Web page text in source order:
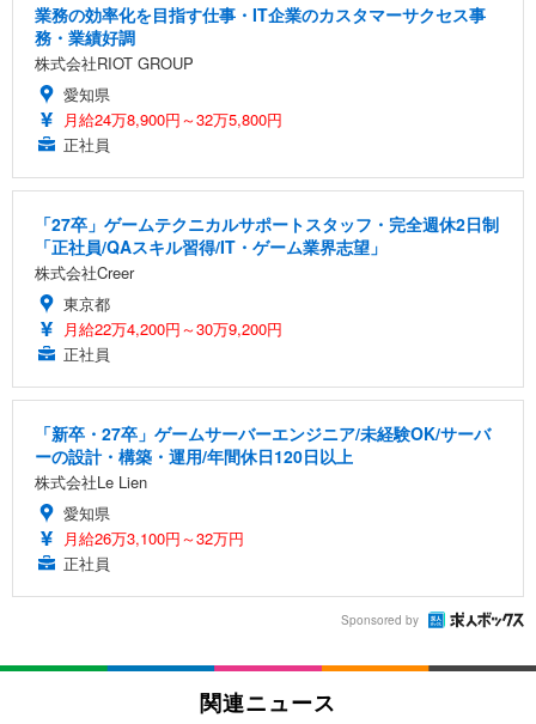
業務の効率化を目指す仕事・IT企業のカスタマーサクセス事
務・業績好調
株式会社RIOT GROUP
愛知県
月給24万8,900円～32万5,800円
正社員
「27卒」ゲームテクニカルサポートスタッフ・完全週休2日制
「正社員/QAスキル習得/IT・ゲーム業界志望」
株式会社Creer
東京都
月給22万4,200円～30万9,200円
正社員
「新卒・27卒」ゲームサーバーエンジニア/未経験OK/サーバ
ーの設計・構築・運用/年間休日120日以上
株式会社Le Lien
愛知県
月給26万3,100円～32万円
正社員
Sponsored by
関連ニュース